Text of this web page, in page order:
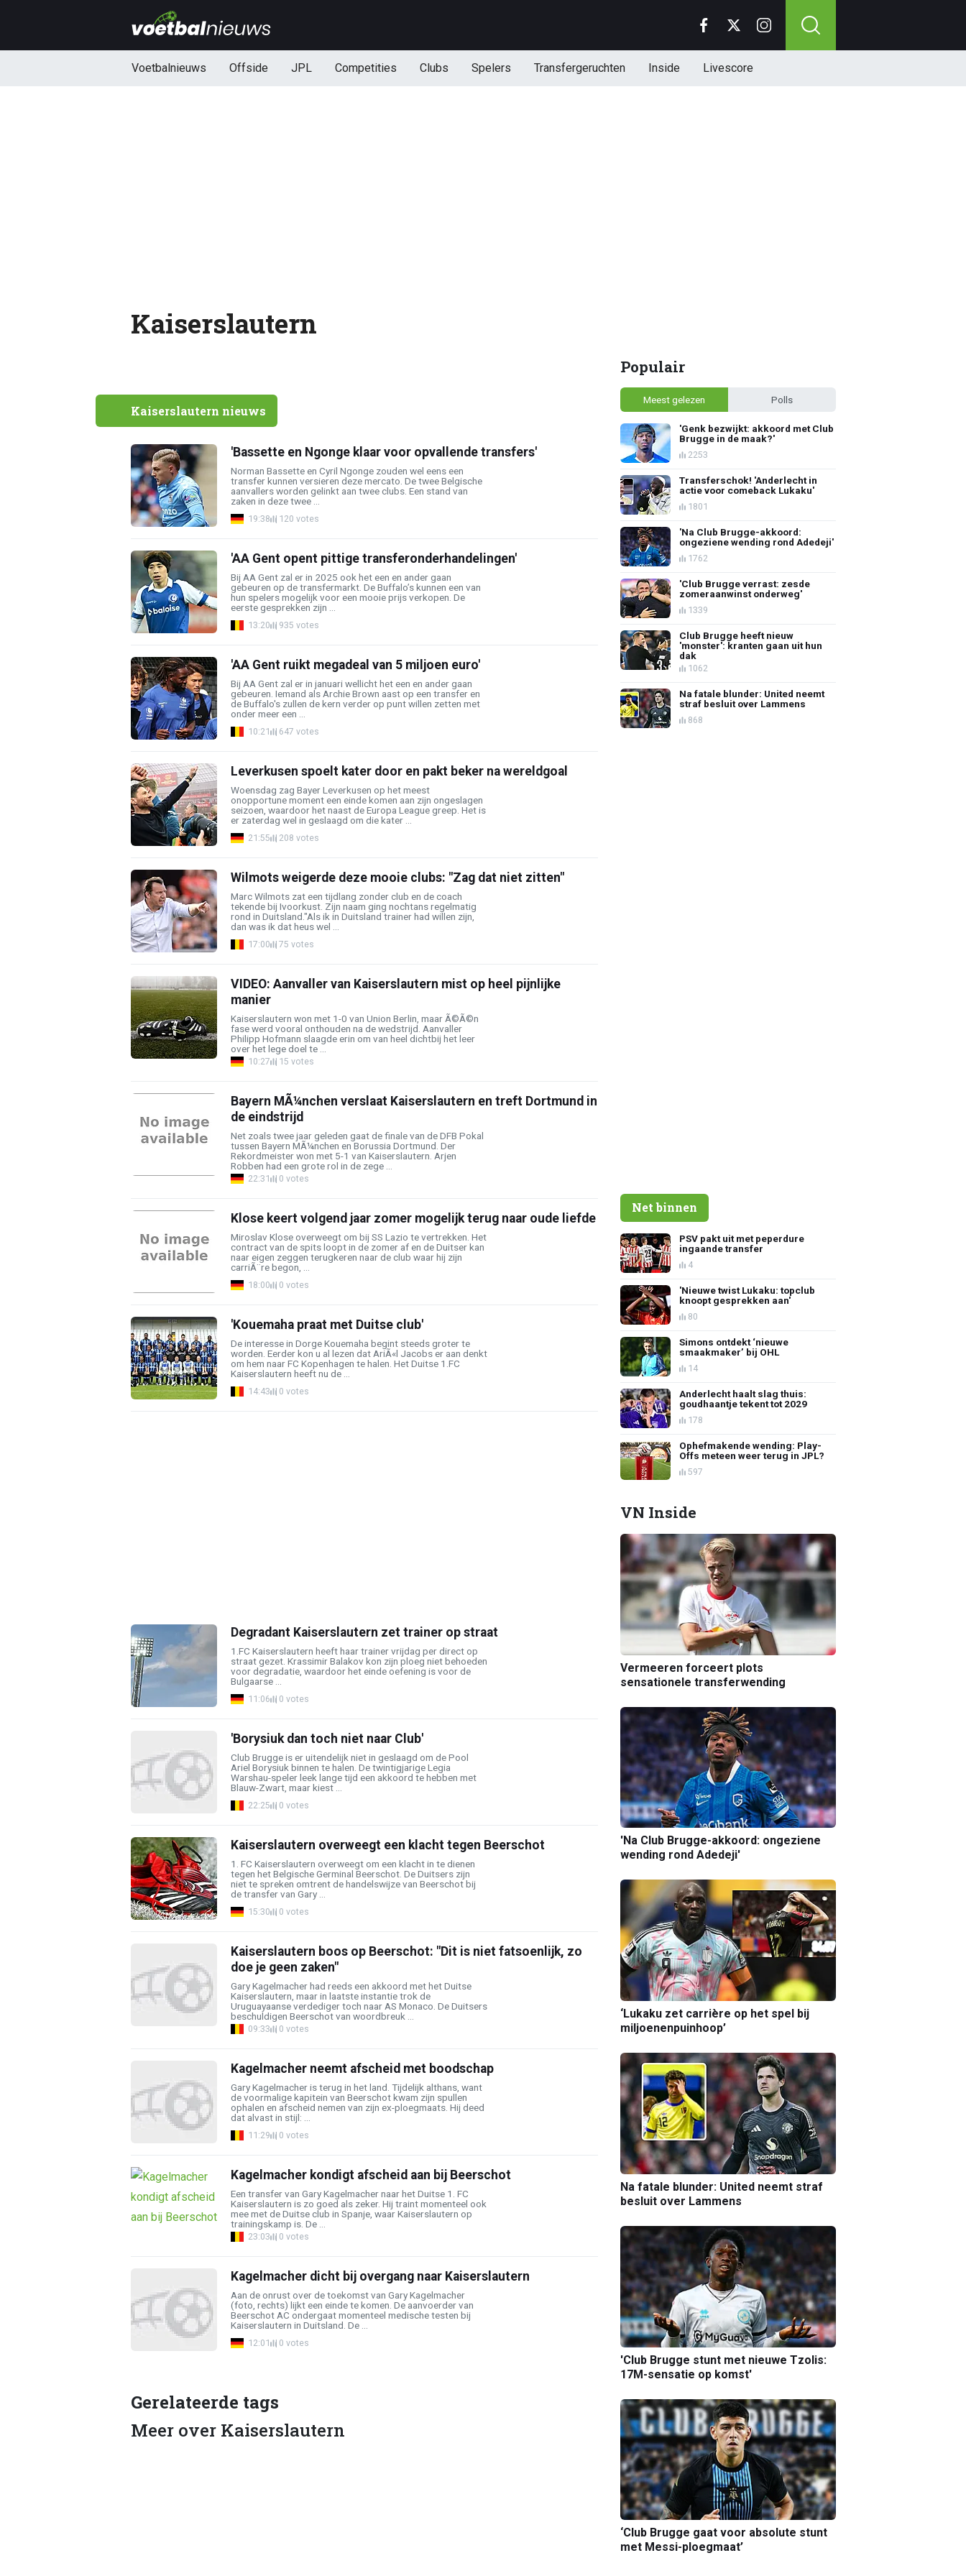
Voetbalnieuws Offside JPL Competities Clubs Spelers Transfergeruchten Inside Livescore
Kaiserslautern
Kaiserslautern nieuws
'Bassette en Ngonge klaar voor opvallende transfers'
Norman Bassette en Cyril Ngonge zouden wel eens een
transfer kunnen versieren deze mercato. De twee Belgische
aanvallers worden gelinkt aan twee clubs. Een stand van
zaken in deze twee ...
19:38 120 votes
'AA Gent opent pittige transferonderhandelingen'
Bij AA Gent zal er in 2025 ook het een en ander gaan
gebeuren op de transfermarkt. De Buffalo’s kunnen een van
hun spelers mogelijk voor een mooie prijs verkopen. De
eerste gesprekken zijn ...
13:20 935 votes
'AA Gent ruikt megadeal van 5 miljoen euro'
Bij AA Gent zal er in januari wellicht het een en ander gaan
gebeuren. Iemand als Archie Brown aast op een transfer en
de Buffalo's zullen de kern verder op punt willen zetten met
onder meer een ...
10:21 647 votes
Leverkusen spoelt kater door en pakt beker na wereldgoal
Woensdag zag Bayer Leverkusen op het meest
onopportune moment een einde komen aan zijn ongeslagen
seizoen, waardoor het naast de Europa League greep. Het is
er zaterdag wel in geslaagd om die kater ...
21:55 208 votes
Wilmots weigerde deze mooie clubs: "Zag dat niet zitten"
Marc Wilmots zat een tijdlang zonder club en de coach
tekende bij Ivoorkust. Zijn naam ging nochtans regelmatig
rond in Duitsland."Als ik in Duitsland trainer had willen zijn,
dan was ik dat heus wel ...
17:00 75 votes
VIDEO: Aanvaller van Kaiserslautern mist op heel pijnlijke
manier
Kaiserslautern won met 1-0 van Union Berlin, maar Ã©Ã©n
fase werd vooral onthouden na de wedstrijd. Aanvaller
Philipp Hofmann slaagde erin om van heel dichtbij het leer
over het lege doel te ...
10:27 15 votes
Bayern MÃ¼nchen verslaat Kaiserslautern en treft Dortmund in
de eindstrijd
Net zoals twee jaar geleden gaat de finale van de DFB Pokal
tussen Bayern MÃ¼nchen en Borussia Dortmund. Der
Rekordmeister won met 5-1 van Kaiserslautern. Arjen
Robben had een grote rol in de zege ...
22:31 0 votes
Klose keert volgend jaar zomer mogelijk terug naar oude liefde
Miroslav Klose overweegt om bij SS Lazio te vertrekken. Het
contract van de spits loopt in de zomer af en de Duitser kan
naar eigen zeggen terugkeren naar de club waar hij zijn
carriÃ¨re begon, ...
18:00 0 votes
'Kouemaha praat met Duitse club'
De interesse in Dorge Kouemaha begint steeds groter te
worden. Eerder kon u al lezen dat AriÃ«l Jacobs er aan denkt
om hem naar FC Kopenhagen te halen. Het Duitse 1.FC
Kaiserslautern heeft nu de ...
14:43 0 votes
Degradant Kaiserslautern zet trainer op straat
1.FC Kaiserslautern heeft haar trainer vrijdag per direct op
straat gezet. Krassimir Balakov kon zijn ploeg niet behoeden
voor degradatie, waardoor het einde oefening is voor de
Bulgaarse ...
11:06 0 votes
'Borysiuk dan toch niet naar Club'
Club Brugge is er uitendelijk niet in geslaagd om de Pool
Ariel Borysiuk binnen te halen. De twintigjarige Legia
Warshau-speler leek lange tijd een akkoord te hebben met
Blauw-Zwart, maar kiest ...
22:25 0 votes
Kaiserslautern overweegt een klacht tegen Beerschot
1. FC Kaiserslautern overweegt om een klacht in te dienen
tegen het Belgische Germinal Beerschot. De Duitsers zijn
niet te spreken omtrent de handelswijze van Beerschot bij
de transfer van Gary ...
15:30 0 votes
Kaiserslautern boos op Beerschot: "Dit is niet fatsoenlijk, zo
doe je geen zaken"
Gary Kagelmacher had reeds een akkoord met het Duitse
Kaiserslautern, maar in laatste instantie trok de
Uruguayaanse verdediger toch naar AS Monaco. De Duitsers
beschuldigen Beerschot van woordbreuk ...
09:33 0 votes
Kagelmacher neemt afscheid met boodschap
Gary Kagelmacher is terug in het land. Tijdelijk althans, want
de voormalige kapitein van Beerschot kwam zijn spullen
ophalen en afscheid nemen van zijn ex-ploegmaats. Hij deed
dat alvast in stijl: ...
11:29 0 votes
Kagelmacher kondigt afscheid aan bij Beerschot
Een transfer van Gary Kagelmacher naar het Duitse 1. FC
Kaiserslautern is zo goed als zeker. Hij traint momenteel ook
mee met de Duitse club in Spanje, waar Kaiserslautern op
trainingskamp is. De ...
23:03 0 votes
Kagelmacher dicht bij overgang naar Kaiserslautern
Aan de onrust over de toekomst van Gary Kagelmacher
(foto, rechts) lijkt een einde te komen. De aanvoerder van
Beerschot AC ondergaat momenteel medische testen bij
Kaiserslautern in Duitsland. De ...
12:01 0 votes
Gerelateerde tags
Meer over Kaiserslautern
Populair
Meest gelezen Polls
'Genk bezwijkt: akkoord met Club
Brugge in de maak?'
2253
Transferschok! 'Anderlecht in
actie voor comeback Lukaku'
1801
'Na Club Brugge-akkoord:
ongeziene wending rond Adedeji'
1762
'Club Brugge verrast: zesde
zomeraanwinst onderweg'
1339
Club Brugge heeft nieuw
'monster': kranten gaan uit hun
dak
1062
Na fatale blunder: United neemt
straf besluit over Lammens
868
Net binnen
PSV pakt uit met peperdure
ingaande transfer
4
'Nieuwe twist Lukaku: topclub
knoopt gesprekken aan'
80
Simons ontdekt ‘nieuwe
smaakmaker’ bij OHL
14
Anderlecht haalt slag thuis:
goudhaantje tekent tot 2029
178
Ophefmakende wending: Play-
Offs meteen weer terug in JPL?
597
VN Inside
Vermeeren forceert plots
sensationele transferwending
'Na Club Brugge-akkoord: ongeziene
wending rond Adedeji'
‘Lukaku zet carrière op het spel bij
miljoenenpuinhoop’
Na fatale blunder: United neemt straf
besluit over Lammens
'Club Brugge stunt met nieuwe Tzolis:
17M-sensatie op komst'
‘Club Brugge gaat voor absolute stunt
met Messi-ploegmaat’